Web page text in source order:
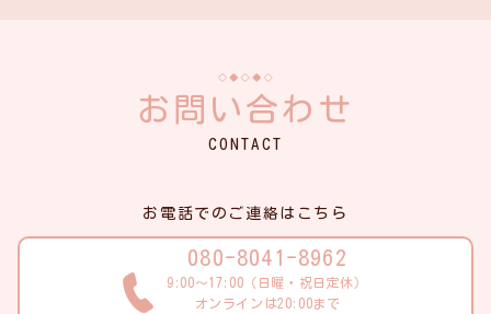
お問い合わせ
CONTACT
お電話でのご連絡はこちら
080-8041-8962
9:00～17:00（日曜・祝日定休）
オンラインは20:00まで